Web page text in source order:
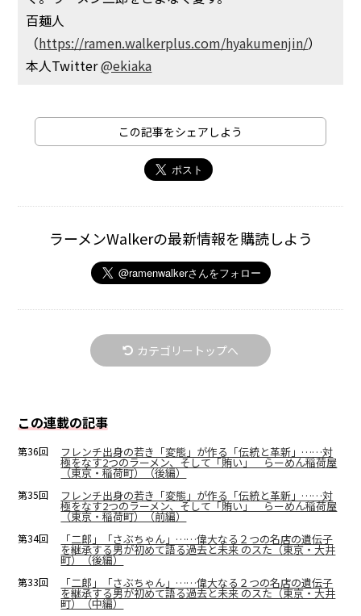
百麺人
（https://ramen.walkerplus.com/hyakumenjin/）
本人Twitter@ekiaka
この記事をシェアしよう
ラーメンWalkerの最新情報を購読しよう
カテゴリートップへ
この連載の記事
第36回 フレンチ出身の若き「変態」が作る「伝統と革新」……対
極をなす2つのラーメン、そして「賄い」 らーめん稲荷屋
（東京・稲荷町）（後編）
第35回 フレンチ出身の若き「変態」が作る「伝統と革新」……対
極をなす2つのラーメン、そして「賄い」 らーめん稲荷屋
（東京・稲荷町）（前編）
第34回 「二郎」「さぶちゃん」……偉大なる２つの名店の遺伝子
を継承する男が初めて語る過去と未来 のスた（東京・大井
町）（後編）
第33回 「二郎」「さぶちゃん」……偉大なる２つの名店の遺伝子
を継承する男が初めて語る過去と未来 のスた（東京・大井
町）（中編）